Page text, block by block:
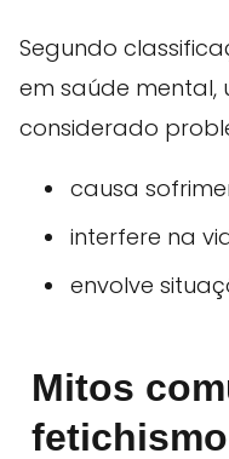
Segundo
em saúde mental,
considerado
causa
interfere na
envolve
Mitos